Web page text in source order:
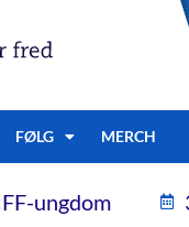
FØLG MERCH
ungdom